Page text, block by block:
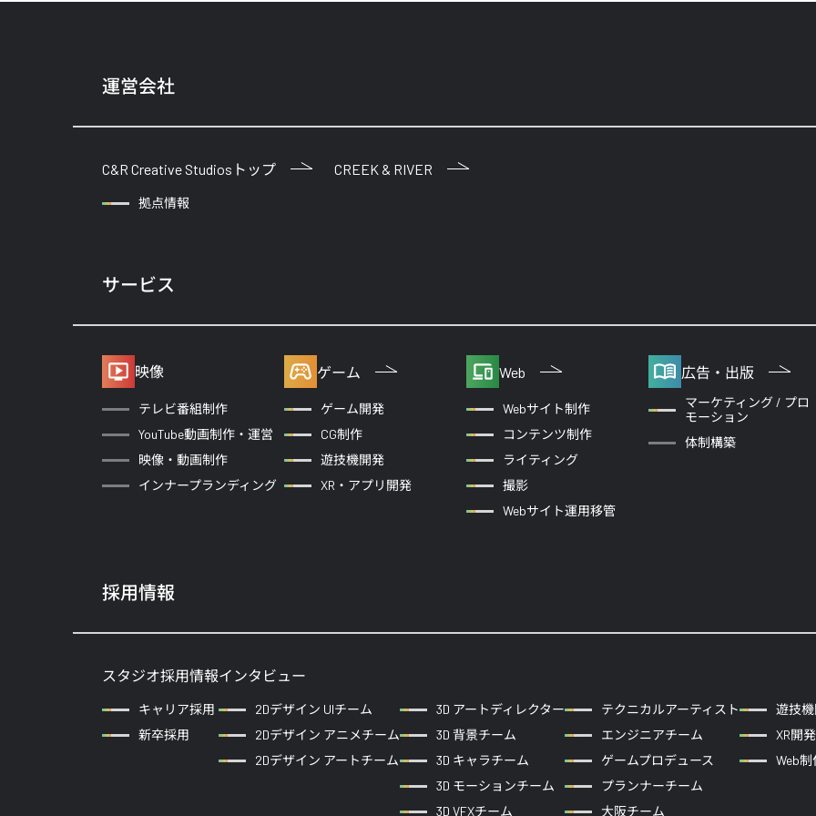
運営会社
C&R Creative Studiosトップ
拠点情報
CREEK & RIVER
サービス
映像
テレビ番組制作
YouTube動画制作・運営
映像・動画制作
インナープランディング
ゲーム
ゲーム開発
CG制作
遊技機開発
XR・アプリ開発
Web
Webサイト制作
コンテンツ制作
ライティング
撮影
Webサイト運用移管
広告・出版
マーケティング / プロ
モーション
体制構築
採用情報
スタジオ採用情報
キャリア採用
新卒採用
インタビュー
2Dデザイン UIチーム
2Dデザイン アニメチーム
2Dデザイン アートチーム
3D アートディレクター
3D 背景チーム
3D キャラチーム
3D モーションチーム
3D VFXチーム
テクニカルアーティスト
エンジニアチーム
ゲームプロデュース
プランナーチーム
大阪チーム
遊技
XR開
Web